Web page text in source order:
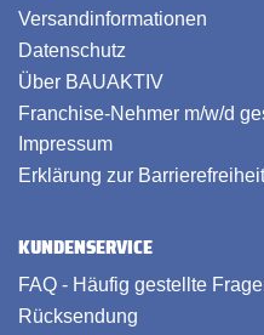
Versandinformationen
Datenschutz
Über BAUAKTIV
Franchise-Nehmer m/w/d
Impressum
Erklärung zur Barrierefreiheit
KUNDENSERVICE
FAQ - Häufig gestellte
Rücksendung